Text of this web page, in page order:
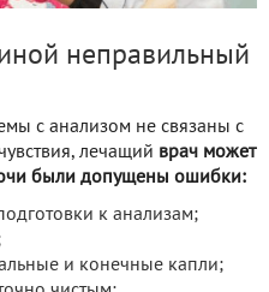
неправильный
с анализом не связаны с
лечащий врач может
были допущены ошибки:
к анализам;
и конечные капли;